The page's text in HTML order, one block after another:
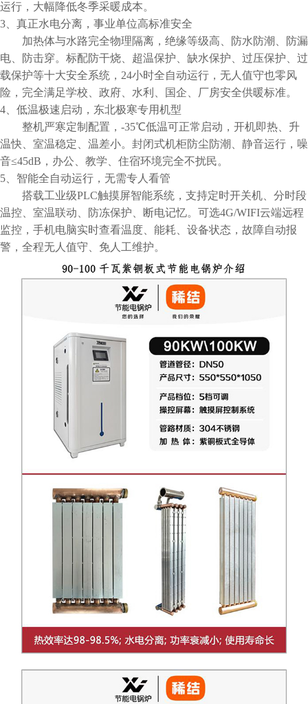
运行，大幅降低冬季采暖成本。
3、真正水电分离，事业单位高标准安全
加热体与水路完全物理隔离，绝缘等级高、防水防潮、防漏
电、防击穿。标配防干烧、超温保护、缺水保护、过压保护、过
载保护等十大安全系统，24小时全自动运行，无人值守也零风
险，完全满足学校、政府、水利、国企、厂房安全供暖标准。
4、低温极速启动，东北极寒专用机型
整机严寒定制配置，-35℃低温可正常启动，开机即热、升
温快、室温稳定、温差小。封闭式机柜防尘防潮、静音运行，噪
音≤45dB，办公、教学、住宿环境完全不扰民。
5、智能全自动运行，无需专人看管
搭载工业级PLC触摸屏智能系统，支持定时开关机、分时段
温控、室温联动、防冻保护、断电记忆。可选4G/WIFI云端远程
监控，手机电脑实时查看温度、能耗、设备状态，故障自动报
警，全程无人值守、免人工维护。